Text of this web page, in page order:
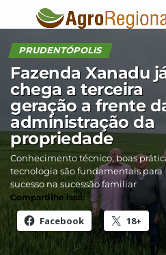
PRUDENTÓPOLIS
Fazenda Xanadu
chega a terceira
geração a frente
administração da
propriedade
Conhecimento técnico, boas
tecnologia são fundamentais para
sucesso na sucessão familiar
Compartilhe isso:
Facebook 18+